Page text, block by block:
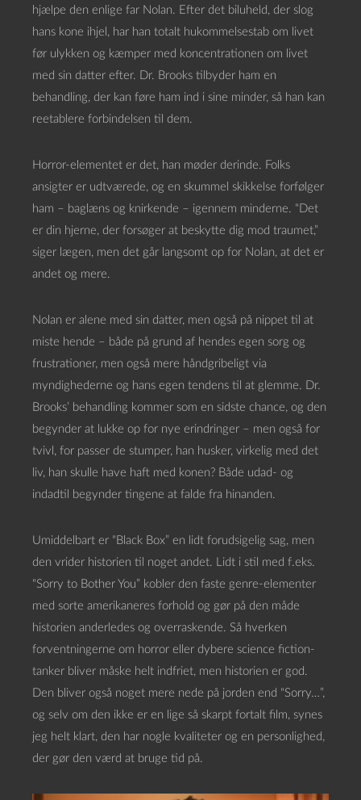
hjælpe den enlige far Nolan. Efter det biluheld, der slog
hans kone ihjel, har han totalt hukommelsestab om livet
før ulykken og kæmper med koncentrationen om livet
med sin datter efter. Dr. Brooks tilbyder ham en
behandling, der kan føre ham ind i sine minder, så han kan
reetablere forbindelsen til dem.
Horror-elementet er det, han møder derinde. Folks
ansigter er udtværede, og en skummel skikkelse forfølger
ham – baglæns og knirkende – igennem minderne. “Det
er din hjerne, der forsøger at beskytte dig mod traumet,”
siger lægen, men det går langsomt op for Nolan, at det er
andet og mere.
Nolan er alene med sin datter, men også på nippet til at
miste hende – både på grund af hendes egen sorg og
frustrationer, men også mere håndgribeligt via
myndighederne og hans egen tendens til at glemme. Dr.
Brooks’ behandling kommer som en sidste chance, og den
begynder at lukke op for nye erindringer – men også for
tvivl, for passer de stumper, han husker, virkelig med det
liv, han skulle have haft med konen? Både udad- og
indadtil begynder tingene at falde fra hinanden.
Umiddelbart er “Black Box” en lidt forudsigelig sag, men
den vrider historien til noget andet. Lidt i stil med f.eks.
“Sorry to Bother You” kobler den faste genre-elementer
med sorte amerikaneres forhold og gør på den måde
historien anderledes og overraskende. Så hverken
forventningerne om horror eller dybere science fiction-
tanker bliver måske helt indfriet, men historien er god.
Den bliver også noget mere nede på jorden end “Sorry…”,
og selv om den ikke er en lige så skarpt fortalt film, synes
jeg helt klart, den har nogle kvaliteter og en personlighed,
der gør den værd at bruge tid på.